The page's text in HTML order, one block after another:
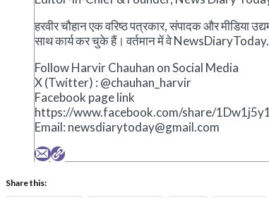
हरवीर चौहान एक वरिष्ठ पत्रकार, संपादक और मीडिया
साथ कार्य कर चुके हैं। वर्तमान में वे
Follow Harvir Chauhan on Social Media
X (Twitter) : @chauhan_harvir
Facebook page link
https://www.facebook.com/share/
Email: newsdiarytoday@gmail.com
Share this: